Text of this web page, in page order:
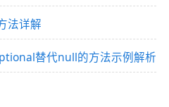
法详解
替代null的方法示例解析